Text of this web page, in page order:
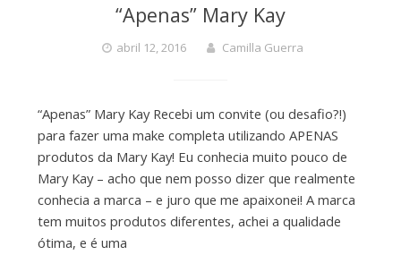
“Apenas” Mary Kay
abril 12, 2016 Camilla Guerra
“Apenas” Mary Kay Recebi um convite (ou desafio?!)
para fazer uma make completa utilizando APENAS
produtos da Mary Kay! Eu conhecia muito pouco de
Mary Kay – acho que nem posso dizer que realmente
conhecia a marca – e juro que me apaixonei! A marca
tem muitos produtos diferentes, achei a qualidade
ótima, e é uma